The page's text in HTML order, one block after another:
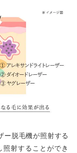
ー脱毛機が照射する
射することができ